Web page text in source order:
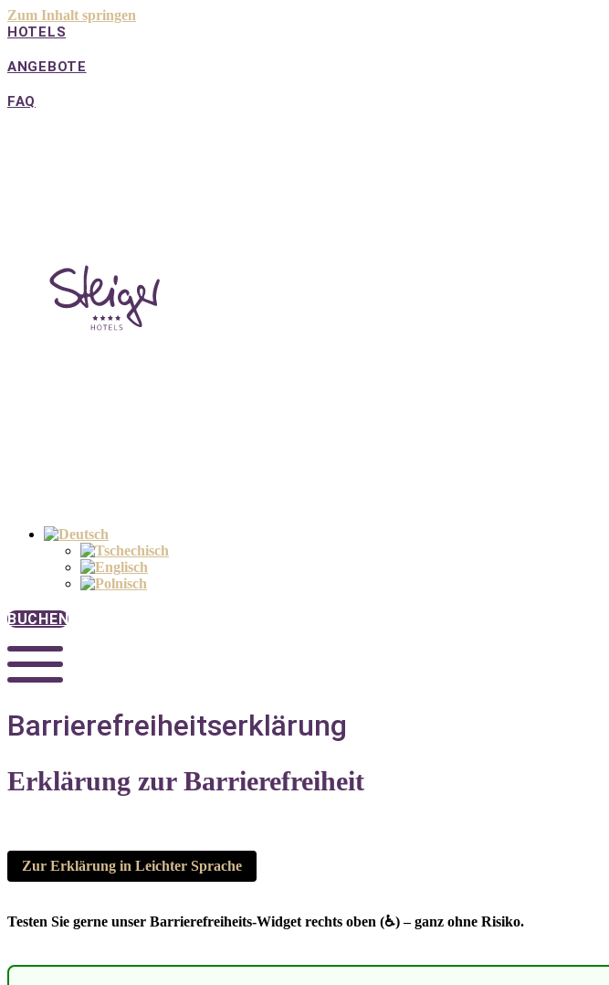
Zum Inhalt springen
HOTELS
ANGEBOTE
FAQ
BUCHEN
Barrierefreiheitserklärung
Erklärung zur Barrierefreiheit
Zur Erklärung in Leichter Sprache
Testen Sie gerne unser Barrierefreiheits-Widget rechts oben (♿) – ganz ohne Risiko.